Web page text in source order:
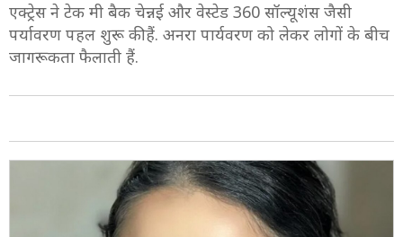
एक्ट्रेस ने टेक मी बैक चेन्नई और वेस्टेड 360 सॉल्यूशंस जैसी
पर्यावरण पहल शुरू की हैं. अनरा पार्यवरण को लेकर लोगों के बीच
जागरूकता फैलाती हैं.